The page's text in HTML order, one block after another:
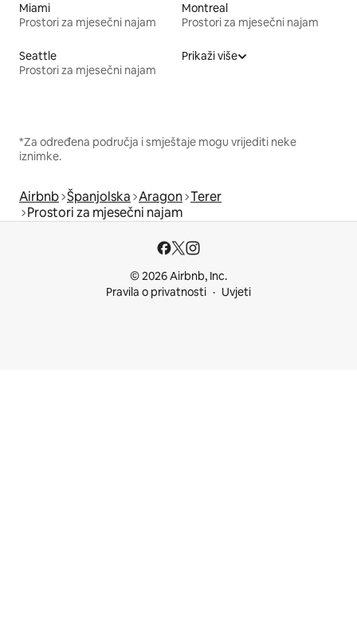
Miami
Prostori za mjesečni najam
Montreal
Prostori za mjesečni najam
Seattle
Prostori za mjesečni najam
Prikaži više
*Za određena područja i smještaje mogu vrijediti neke
iznimke.
Airbnb Španjolska Aragon Terer
Prostori za mjesečni najam
© 2026 Airbnb, Inc.
Pravila o privatnosti
Uvjeti